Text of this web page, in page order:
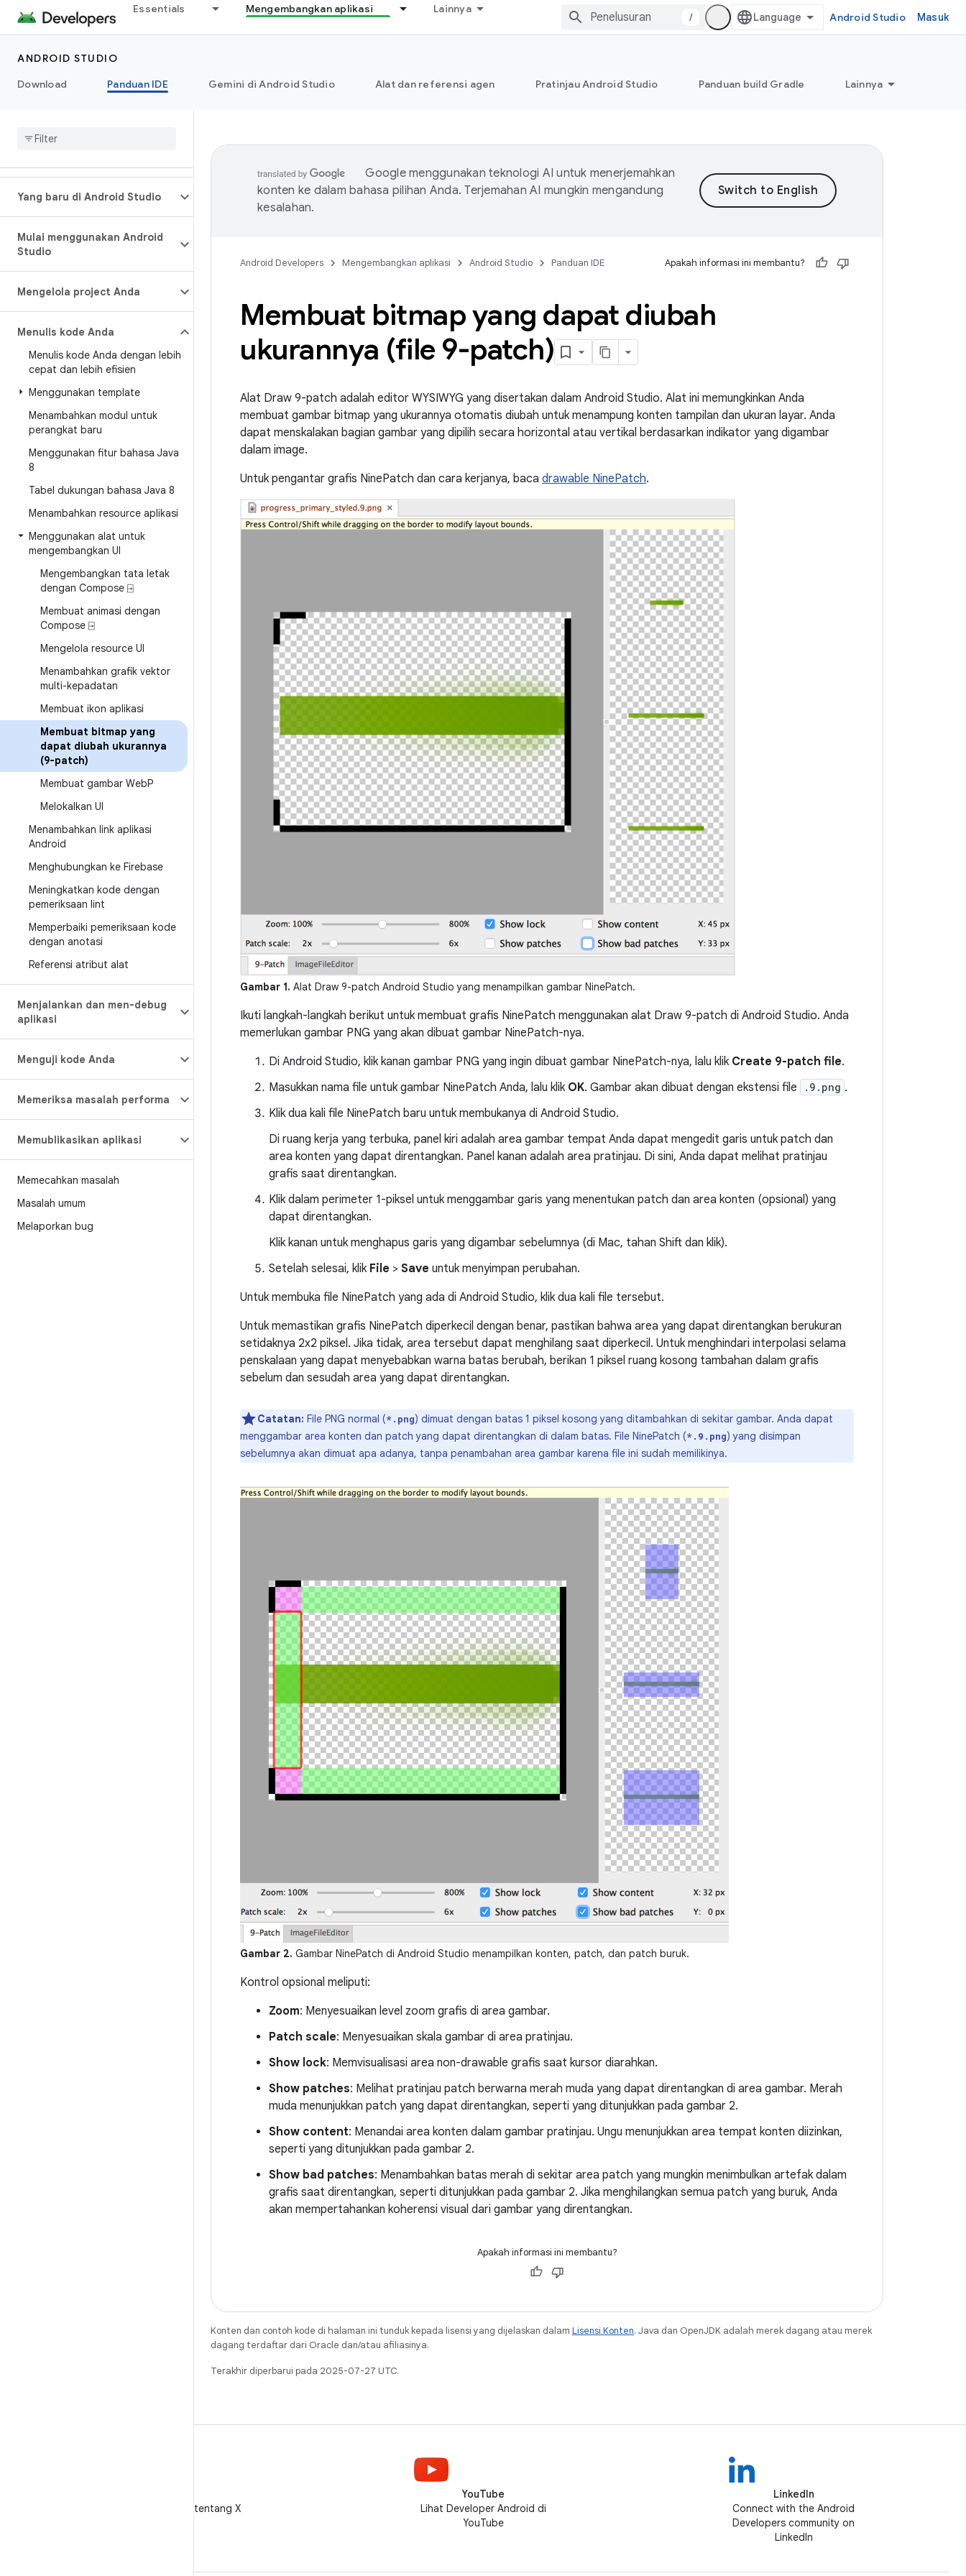
Essentials Mengembangkan aplikasi Lainnya
/ Android Studio Masuk
ANDROID STUDIO
Download
Panduan IDE Gemini di Android Studio Alat dan referensi agen Pratinjau Android Studio Panduan build Gradle Lainnya
Yang baru di Android Studio
Mulai menggunakan Android
Studio
Mengelola project Anda
Menulis kode Anda
Menulis kode Anda dengan lebih
cepat dan lebih efisien
Menggunakan template
Menambahkan modul untuk
perangkat baru
Menggunakan fitur bahasa Java
8
Tabel dukungan bahasa Java 8
Menambahkan resource aplikasi
Menggunakan alat untuk
mengembangkan UI
Mengembangkan tata letak
dengan Compose ⍈
Membuat animasi dengan
Compose ⍈
Mengelola resource UI
Menambahkan grafik vektor
multi-kepadatan
Membuat ikon aplikasi
Membuat bitmap yang
dapat diubah ukurannya
(9-patch)
Membuat gambar WebP
Melokalkan UI
Menambahkan link aplikasi
Android
Menghubungkan ke Firebase
Meningkatkan kode dengan
pemeriksaan lint
Memperbaiki pemeriksaan kode
dengan anotasi
Referensi atribut alat
Menjalankan dan men-debug
aplikasi
Menguji kode Anda
Memeriksa masalah performa
Memublikasikan aplikasi
Memecahkan masalah
Masalah umum
Melaporkan bug
Google menggunakan teknologi AI untuk menerjemahkan
konten ke dalam bahasa pilihan Anda. Terjemahan AI mungkin mengandung
kesalahan.
Android Developers Mengembangkan aplikasi Android Studio Panduan IDE Apakah informasi ini membantu?
Membuat bitmap yang dapat diubah
ukurannya (file 9-patch)
Alat Draw 9-patch adalah editor WYSIWYG yang disertakan dalam Android Studio. Alat ini memungkinkan Anda
membuat gambar bitmap yang ukurannya otomatis diubah untuk menampung konten tampilan dan ukuran layar. Anda
dapat menskalakan bagian gambar yang dipilih secara horizontal atau vertikal berdasarkan indikator yang digambar
dalam image.
Untuk pengantar grafis NinePatch dan cara kerjanya, baca drawable NinePatch.
Gambar 1. Alat Draw 9-patch Android Studio yang menampilkan gambar NinePatch.
Ikuti langkah-langkah berikut untuk membuat grafis NinePatch menggunakan alat Draw 9-patch di Android Studio. Anda
memerlukan gambar PNG yang akan dibuat gambar NinePatch-nya.
Di Android Studio, klik kanan gambar PNG yang ingin dibuat gambar NinePatch-nya, lalu klik Create 9-patch file.
Masukkan nama file untuk gambar NinePatch Anda, lalu klik OK. Gambar akan dibuat dengan ekstensi file .9.png .
Klik dua kali file NinePatch baru untuk membukanya di Android Studio.
Di ruang kerja yang terbuka, panel kiri adalah area gambar tempat Anda dapat mengedit garis untuk patch dan
area konten yang dapat direntangkan. Panel kanan adalah area pratinjau. Di sini, Anda dapat melihat pratinjau
grafis saat direntangkan.
Klik dalam perimeter 1-piksel untuk menggambar garis yang menentukan patch dan area konten (opsional) yang
dapat direntangkan.
Klik kanan untuk menghapus garis yang digambar sebelumnya (di Mac, tahan Shift dan klik).
Setelah selesai, klik File > Save untuk menyimpan perubahan.
Untuk membuka file NinePatch yang ada di Android Studio, klik dua kali file tersebut.
Untuk memastikan grafis NinePatch diperkecil dengan benar, pastikan bahwa area yang dapat direntangkan berukuran
setidaknya 2x2 piksel. Jika tidak, area tersebut dapat menghilang saat diperkecil. Untuk menghindari interpolasi selama
penskalaan yang dapat menyebabkan warna batas berubah, berikan 1 piksel ruang kosong tambahan dalam grafis
sebelum dan sesudah area yang dapat direntangkan.
Catatan: File PNG normal (*.png) dimuat dengan batas 1 piksel kosong yang ditambahkan di sekitar gambar. Anda dapat
menggambar area konten dan patch yang dapat direntangkan di dalam batas. File NinePatch (*.9.png) yang disimpan
sebelumnya akan dimuat apa adanya, tanpa penambahan area gambar karena file ini sudah memilikinya.
Gambar 2. Gambar NinePatch di Android Studio menampilkan konten, patch, dan patch buruk.
Kontrol opsional meliputi:
Zoom: Menyesuaikan level zoom grafis di area gambar.
Patch scale: Menyesuaikan skala gambar di area pratinjau.
Show lock: Memvisualisasi area non-drawable grafis saat kursor diarahkan.
Show patches: Melihat pratinjau patch berwarna merah muda yang dapat direntangkan di area gambar. Merah
muda menunjukkan patch yang dapat direntangkan, seperti yang ditunjukkan pada gambar 2.
Show content: Menandai area konten dalam gambar pratinjau. Ungu menunjukkan area tempat konten diizinkan,
seperti yang ditunjukkan pada gambar 2.
Show bad patches: Menambahkan batas merah di sekitar area patch yang mungkin menimbulkan artefak dalam
grafis saat direntangkan, seperti ditunjukkan pada gambar 2. Jika menghilangkan semua patch yang buruk, Anda
akan mempertahankan koherensi visual dari gambar yang direntangkan.
Apakah informasi ini membantu?
Konten dan contoh kode di halaman ini tunduk kepada lisensi yang dijelaskan dalam Lisensi Konten. Java dan OpenJDK adalah merek dagang atau merek
dagang terdaftar dari Oracle dan/atau afiliasinya.
Terakhir diperbarui pada 2025-07-27 UTC.
Ikuti @AndroidDev tentang X
YouTube
Lihat Developer Android di
YouTube
LinkedIn
Connect with the Android
Developers community on
LinkedIn